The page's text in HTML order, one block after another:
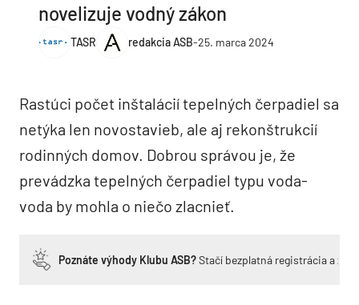
novelizuje vodný zákon
TASR redakcia ASB-25. marca 2024
Rastúci počet inštalácií tepelných čerpadiel sa
netýka len novostavieb, ale aj rekonštrukcií
rodinných domov. Dobrou správou je, že
prevádzka tepelných čerpadiel typu voda-
voda by mohla o niečo zlacnieť.
Poznáte výhody Klubu ASB?Stačí bezplatná registrácia a